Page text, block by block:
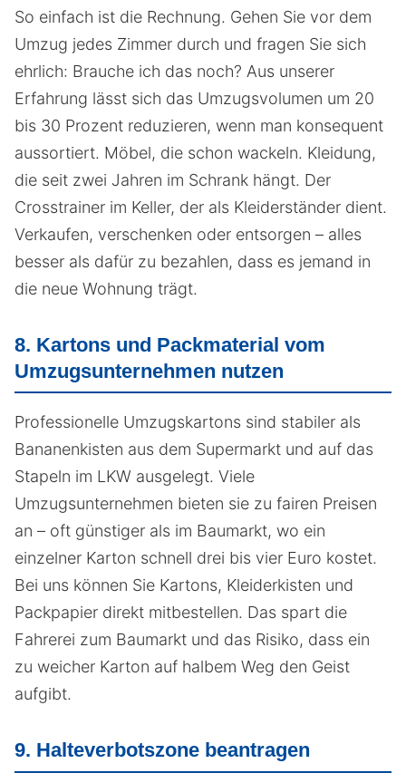
So einfach ist die Rechnung. Gehen Sie vor dem
Umzug jedes Zimmer durch und fragen Sie sich
ehrlich: Brauche ich das noch? Aus unserer
Erfahrung lässt sich das Umzugsvolumen um 20
bis 30 Prozent reduzieren, wenn man konsequent
aussortiert. Möbel, die schon wackeln. Kleidung,
die seit zwei Jahren im Schrank hängt. Der
Crosstrainer im Keller, der als Kleiderständer dient.
Verkaufen, verschenken oder entsorgen – alles
besser als dafür zu bezahlen, dass es jemand in
die neue Wohnung trägt.
8. Kartons und Packmaterial vom
Umzugsunternehmen nutzen
Professionelle Umzugskartons sind stabiler als
Bananenkisten aus dem Supermarkt und auf das
Stapeln im LKW ausgelegt. Viele
Umzugsunternehmen bieten sie zu fairen Preisen
an – oft günstiger als im Baumarkt, wo ein
einzelner Karton schnell drei bis vier Euro kostet.
Bei uns können Sie Kartons, Kleiderkisten und
Packpapier direkt mitbestellen. Das spart die
Fahrerei zum Baumarkt und das Risiko, dass ein
zu weicher Karton auf halbem Weg den Geist
aufgibt.
9. Halteverbotszone beantragen